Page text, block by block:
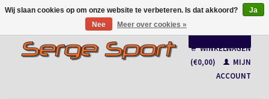
Français
WINKELWAGEN
(€0,00)
MIJN
ACCOUNT
Wij slaan cookies op om onze website te verbeteren. Is dat akkoord?
Ja
Nee
Meer over cookies »